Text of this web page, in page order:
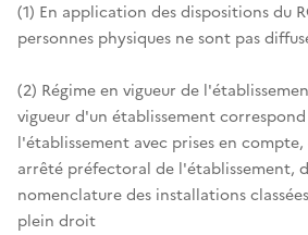
(1) En application des dispositions du
personnes physiques ne sont pas
(2) Régime en vigueur de
vigueur d'un établissement
l'établissement avec prises en
arrêté préfectoral de l'établissement,
nomenclature des installations
plein droit